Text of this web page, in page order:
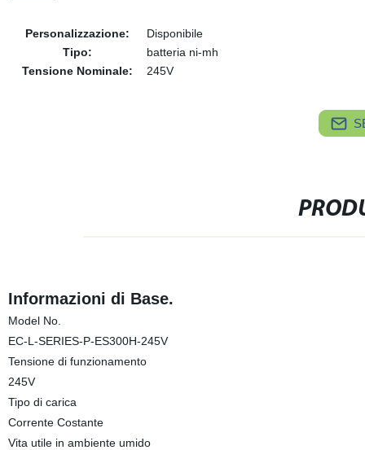
Personalizzazione:
Disponibile
Tipo:
batteria ni-mh
Tensione Nominale:
245V
Informazioni di Base.
Model No.
EC-L-SERIES-P-ES300H-245V
Tensione di funzionamento
245V
Tipo di carica
Corrente Costante
Vita utile in ambiente umido